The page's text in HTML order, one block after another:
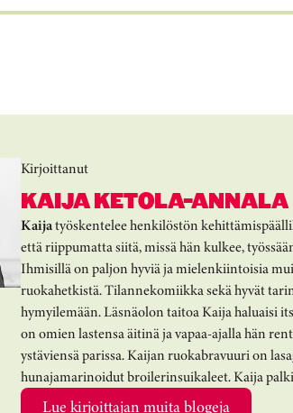
Kirjoittanut
KAIJA KETOLA-ANNALA
Kaijatyöskentelee henkilöstön
että riippumatta siitä, missä hän kulkee,
Ihmisillä on paljon hyviä ja mielenkiintoisia
ruokahetkistä. Tilannekomiikka sekä hyvät
hymyilemään. Läsnäolon taitoa Kaija haluaisi
on omien lastensa äitinä ja vapaa-ajalla hän
ystäviensä parissa. Kaijan ruokabravuuri on
hunajamarinoidut broilerinsuikaleet. Kaija
Lue kirjoittajan muita blogeja